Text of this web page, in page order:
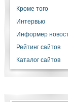
Кроме того
Интервью
Информер
Рейтинг сайтов
Каталог сайтов